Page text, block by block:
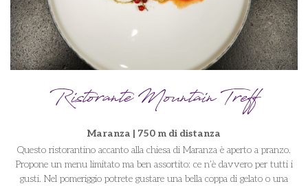
Ristorante Mountain Treff
Maranza | 750 m di distanza
Questo ristorantino accanto alla chiesa di Maranza è aperto a pranzo.
Propone un menu limitato ma ben assortito: ce n’è davvero per tutti i
gusti. Nel pomeriggio potrete gustare una bella coppa di gelato o una